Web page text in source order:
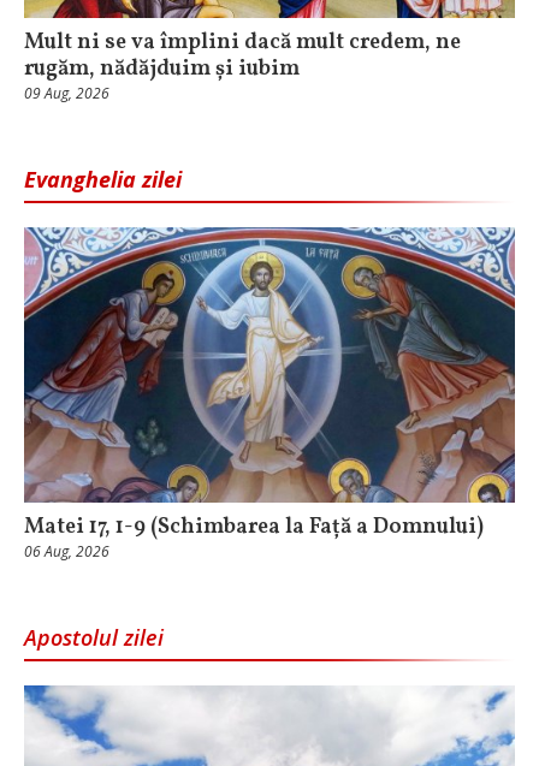
Mult ni se va împlini dacă mult credem, ne
rugăm, nădăjduim și iubim
09 Aug, 2026
Evanghelia zilei
Matei 17, 1-9 (Schimbarea la Față a Domnului)
06 Aug, 2026
Apostolul zilei